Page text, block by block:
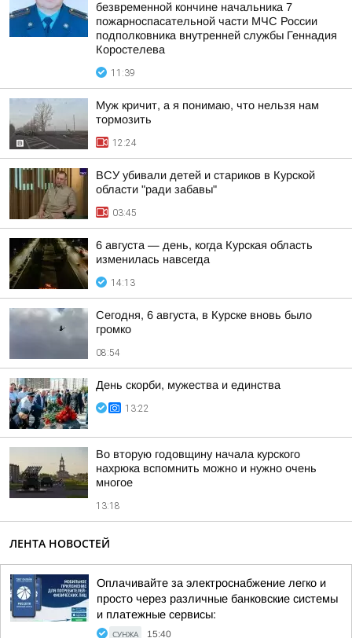
безвременной кончине начальника 7
пожарноспасательной части МЧС России
подполковника внутренней службы Геннадия
Коростелева
11:39
Муж кричит, а я понимаю, что нельзя нам
тормозить
12:24
ВСУ убивали детей и стариков в Курской
области "ради забавы"
03:45
6 августа — день, когда Курская область
изменилась навсегда
14:13
Сегодня, 6 августа, в Курске вновь было
громко
08:54
День скорби, мужества и единства
13:22
Во вторую годовщину начала курского
нахрюка вспомнить можно и нужно очень
многое
13:18
ЛЕНТА НОВОСТЕЙ
Оплачивайте за электроснабжение легко и
просто через различные банковские системы
и платежные сервисы:
СУНЖА 15:40